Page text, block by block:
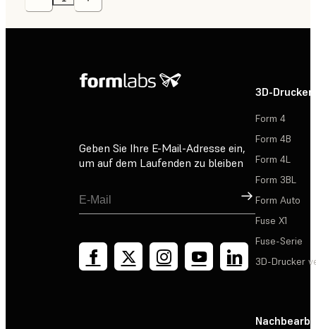
Geben Sie Ihre E-Mail-Adresse ein,
um auf dem Laufenden zu bleiben
Registrieren
3D-Drucker
Form 4
Form 4B
Form 4L
Form 3BL
Form Auto
Fuse X1
Fuse-Serie
3D-Drucker